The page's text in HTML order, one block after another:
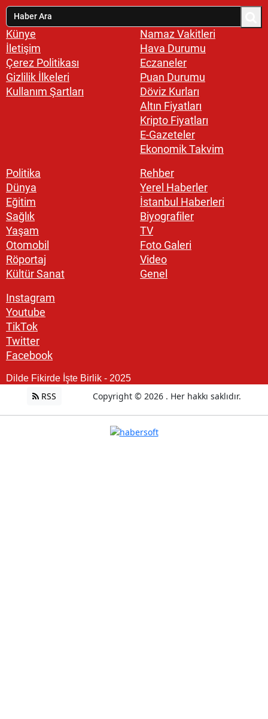
Künye
İletişim
Çerez Politikası
Gizlilik İlkeleri
Kullanım Şartları
Namaz Vakitleri
Hava Durumu
Eczaneler
Puan Durumu
Döviz Kurları
Altın Fiyatları
Kripto Fiyatları
E-Gazeteler
Ekonomik Takvim
Politika
Dünya
Eğitim
Sağlık
Yaşam
Otomobil
Röportaj
Kültür Sanat
Rehber
Yerel Haberler
İstanbul Haberleri
Biyografiler
TV
Foto Galeri
Video
Genel
Instagram
Youtube
TikTok
Twitter
Facebook
Dilde Fikirde İşte Birlik - 2025
RSS Copyright © 2026 . Her hakkı saklıdır.